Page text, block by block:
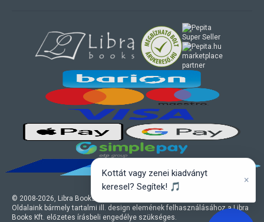
© 2008-2026, Libra Books Kft. Minden jog fenntartva.
Oldalaink bármely tartalmi ill. design elemének felhasználásához a Libra
Books Kft. előzetes írásbeli engedélye szükséges.
marketplace
partner
Kottát vagy zenei kiadványt
keresel? Segítek! 🎵
×